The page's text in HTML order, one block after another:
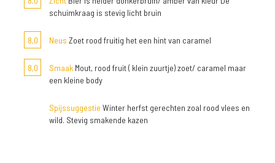
schuimkraag is stevig licht bruin
8,0 Neus Zoet rood fruitig het een hint van caramel
8,0 Smaak Mout, rood fruit ( klein zuurtje) zoet/ caramel maar
een kleine body
Spijssuggestie Winter herfst gerechten zoal rood vlees en
wild. Stevig smakende kazen